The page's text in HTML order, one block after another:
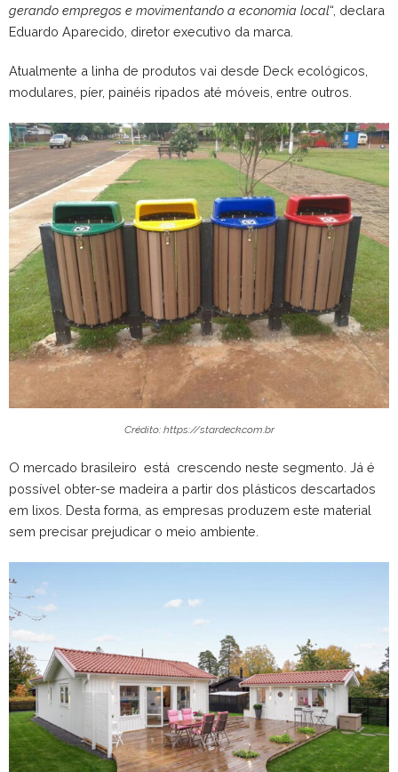
gerando empregos e movimentando a economia local“, declara
Eduardo Aparecido, diretor executivo da marca.
Atualmente a linha de produtos vai desde Deck ecológicos,
modulares, píer, painéis ripados até móveis, entre outros.
Crédito: https://stardeck.com.br
O mercado brasileiro está crescendo neste segmento. Já é
possível obter-se madeira a partir dos plásticos descartados
em lixos. Desta forma, as empresas produzem este material
sem precisar prejudicar o meio ambiente.